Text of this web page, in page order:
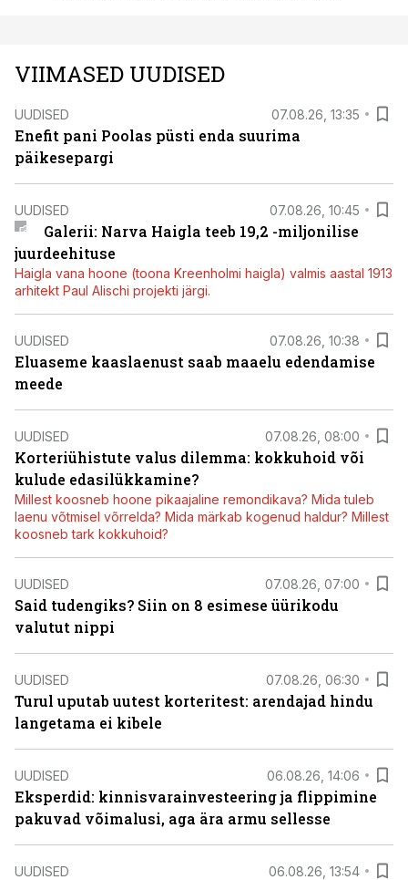
VIIMASED UUDISED
UUDISED 07.08.26, 13:35
Enefit pani Poolas püsti enda suurima
päikesepargi
UUDISED 07.08.26, 10:45
Galerii: Narva Haigla teeb 19,2 -miljonilise
juurdeehituse
Haigla vana hoone (toona Kreenholmi haigla) valmis aastal 1913
arhitekt Paul Alischi projekti järgi.
UUDISED 07.08.26, 10:38
Eluaseme kaaslaenust saab maaelu edendamise
meede
UUDISED 07.08.26, 08:00
Korteriühistute valus dilemma: kokkuhoid või
kulude edasilükkamine?
Millest koosneb hoone pikaajaline remondikava? Mida tuleb
laenu võtmisel võrrelda? Mida märkab kogenud haldur? Millest
koosneb tark kokkuhoid?
UUDISED 07.08.26, 07:00
Said tudengiks? Siin on 8 esimese üürikodu
valutut nippi
UUDISED 07.08.26, 06:30
Turul uputab uutest korteritest: arendajad hindu
langetama ei kibele
UUDISED 06.08.26, 14:06
Eksperdid: kinnisvarainvesteering ja flippimine
pakuvad võimalusi, aga ära armu sellesse
UUDISED 06.08.26, 13:54